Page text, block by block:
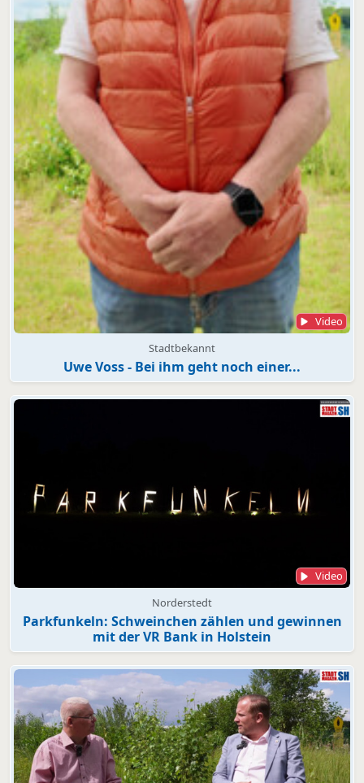
Video
Stadtbekannt
Uwe Voss - Bei ihm geht noch einer...
Video
Norderstedt
Parkfunkeln: Schweinchen zählen und gewinnen
mit der VR Bank in Holstein